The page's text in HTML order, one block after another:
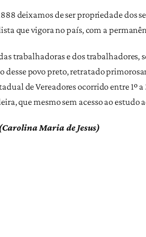
deixamos de ser propriedade
que vigora no país, com a
trabalhadoras e dos
povo preto, retratado
de Vereadores ocorrido entre 1º
que mesmo sem acesso ao
Maria de Jesus)